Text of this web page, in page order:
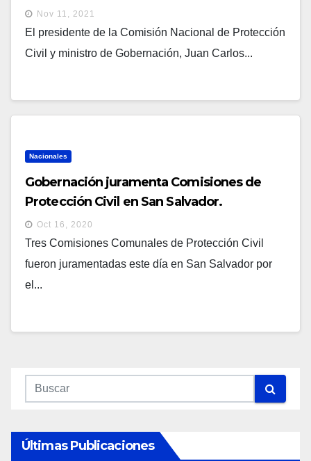
dispositivo para el juego entre El Salvador y
Jamaica
Nov 11, 2021
El presidente de la Comisión Nacional de Protección
Civil y ministro de Gobernación, Juan Carlos...
Nacionales
Gobernación juramenta Comisiones de
Protección Civil en San Salvador.
Oct 16, 2020
Tres Comisiones Comunales de Protección Civil
fueron juramentadas este día en San Salvador por
el...
Últimas Publicaciones